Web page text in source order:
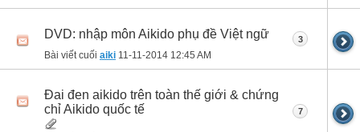
DVD: nhập môn Aikido phụ đề Việt ngữ
Bài viết cuối aiki 11-11-2014 12:45 AM
3
Đai đen aikido trên toàn thế giới & chứng
chỉ Aikido quốc tế
7